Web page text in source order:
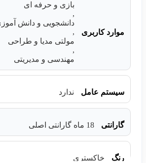
موارد کاربری
بازی و حرفه ای
,
دانشجویی و دانش
,
مولتی مدیا و طراحی
,
مهندسی و مدیریتی
سیستم عامل ندارد
گارانتی 18 ماه گارانتی اصلی
رنگ خاکستری